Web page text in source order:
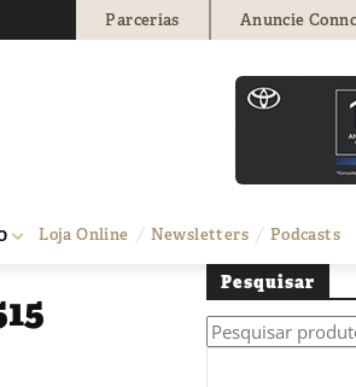
Parcerias Anuncie
Loja Online Newsletters Podcasts
Pesquisar
Pesquisar
por: